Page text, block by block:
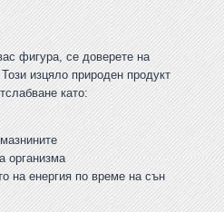
фигура, се доверете на
изцяло природен продукт
като:
организма
на енергия по време на сън